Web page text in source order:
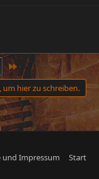
Letzte
hier zu schreiben.
und Impressum Start